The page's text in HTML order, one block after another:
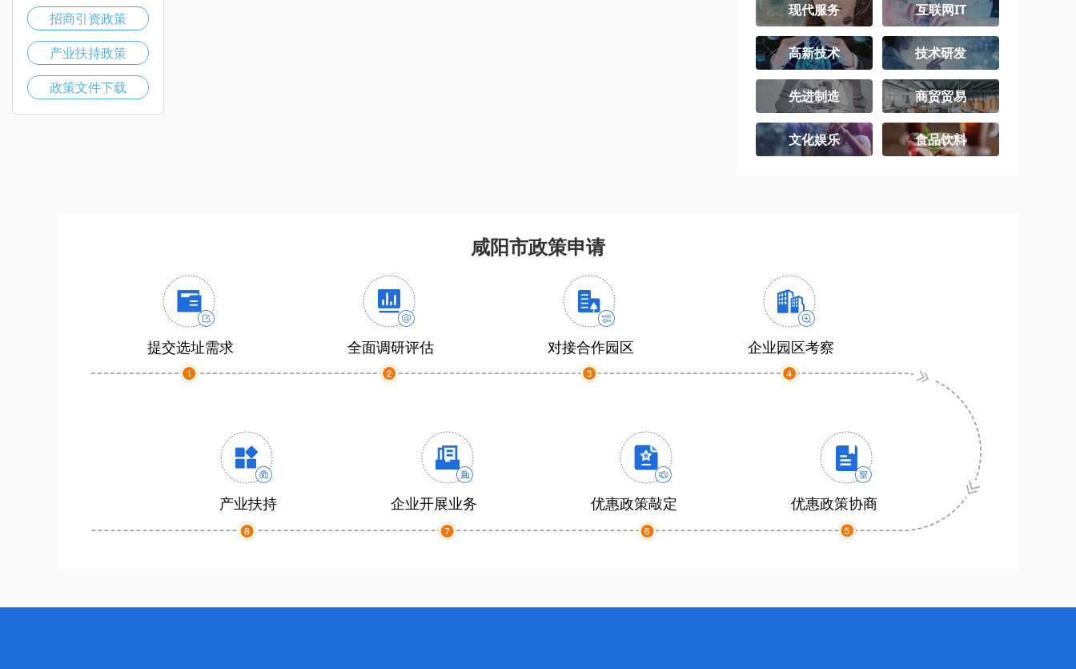
现代服务 互联网IT
高新技术 技术研发
先进制造 商贸贸易
文化娱乐 食品饮料
咸阳市政策申请
提交选址需求 全面调研评估 对接合作园区 企业园区考察
产业扶持 企业开展业务 优惠政策敲定 优惠政策协商
招商引资政策
产业扶持政策
政策文件下载